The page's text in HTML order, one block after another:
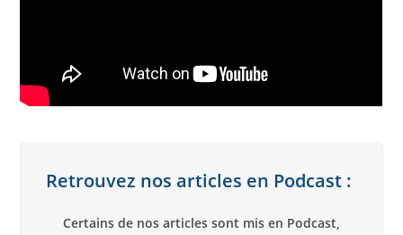
Retrouvez nos articles en Podcast :
Certains de nos articles sont mis en Podcast,